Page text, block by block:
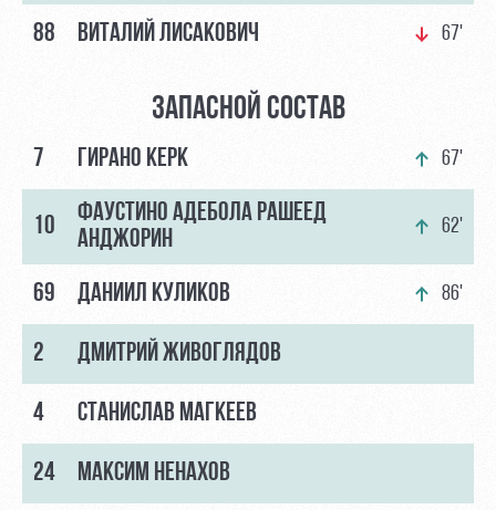
88 ВИТАЛИЙ ЛИСАКОВИЧ 67'
ЗАПАСНОЙ СОСТАВ
7 ГИРАНО КЕРК 67'
10
ФАУСТИНО АДЕБОЛА РАШЕЕД
АНДЖОРИН
62'
69 ДАНИИЛ КУЛИКОВ 86'
2 ДМИТРИЙ ЖИВОГЛЯДОВ
4 СТАНИСЛАВ МАГКЕЕВ
24 МАКСИМ НЕНАХОВ